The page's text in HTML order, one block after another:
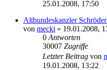
25.01.2008, 17:50
Altbundeskanzler
von mecki » 19.01.2008,
0 Antworten
30007 Zugriffe
Letzter Beitrag von
19.01.2008, 13:22